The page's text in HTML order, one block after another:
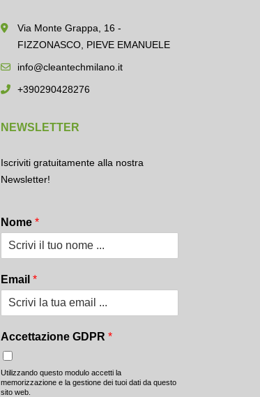
Via Monte Grappa, 16 -
FIZZONASCO, PIEVE EMANUELE
info@cleantechmilano.it
+390290428276
NEWSLETTER
Iscriviti gratuitamente alla nostra
Newsletter!
Nome *
Email *
Accettazione GDPR *
Utilizzando questo modulo accetti la
memorizzazione e la gestione dei tuoi dati da questo
sito web.